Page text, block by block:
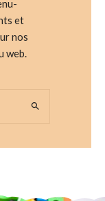
et
nos
web.